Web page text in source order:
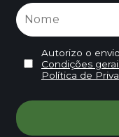
Autorizo o
Condições
Política de